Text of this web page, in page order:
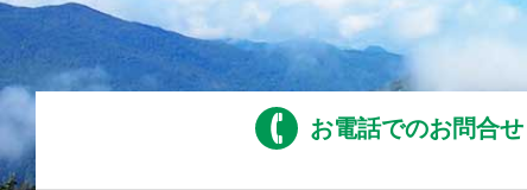
お電話でのお問合せ